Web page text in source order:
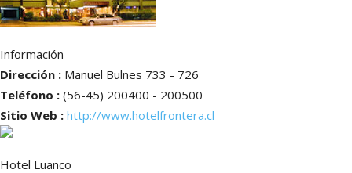
Información
Dirección : Manuel Bulnes 733 - 726
Teléfono : (56-45) 200400 - 200500
Sitio Web : http://www.hotelfrontera.cl
Hotel Luanco